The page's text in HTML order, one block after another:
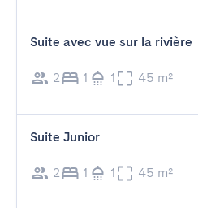
Suite avec vue sur la rivière
2 1 1 45 m²
Suite Junior
2 1 1 45 m²